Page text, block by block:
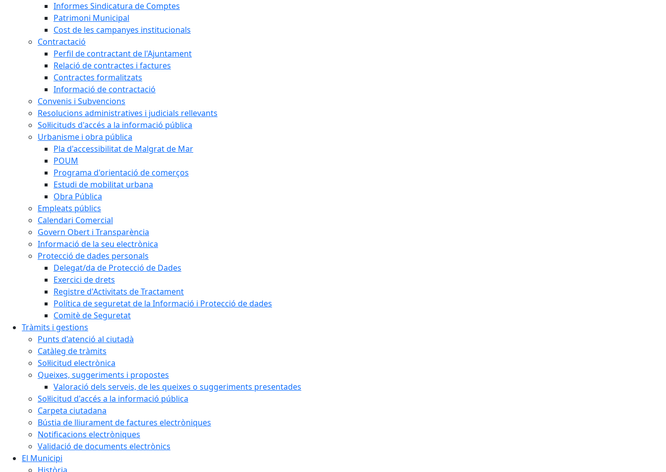
Informes Sindicatura de Comptes
Patrimoni Municipal
Cost de les campanyes institucionals
Contractació
Perfil de contractant de l'Ajuntament
Relació de contractes i factures
Contractes formalitzats
Informació de contractació
Convenis i Subvencions
Resolucions administratives i judicials rellevants
Sol·licituds d'accés a la informació pública
Urbanisme i obra pública
Pla d'accessibilitat de Malgrat de Mar
POUM
Programa d'orientació de comerços
Estudi de mobilitat urbana
Obra Pública
Empleats públics
Calendari Comercial
Govern Obert i Transparència
Informació de la seu electrònica
Protecció de dades personals
Delegat/da de Protecció de Dades
Exercici de drets
Registre d'Activitats de Tractament
Política de seguretat de la Informació i Protecció de dades
Comitè de Seguretat
Tràmits i gestions
Punts d'atenció al ciutadà
Catàleg de tràmits
Sol·licitud electrònica
Queixes, suggeriments i propostes
Valoració dels serveis, de les queixes o suggeriments presentades
Sol·licitud d'accés a la informació pública
Carpeta ciutadana
Bústia de lliurament de factures electròniques
Notificacions electròniques
Validació de documents electrònics
El Municipi